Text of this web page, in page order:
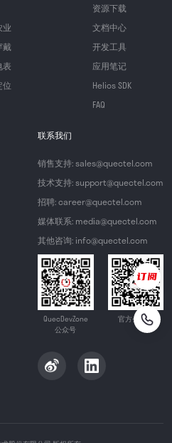
业
戴
表
位
资源下载
文档中心
开发工具
应用笔记
Helios SDK
FAQ
联系我们
销售支持: sales@quectel.com
技术支持: support@quectel.com
招聘: career@quectel.com
媒体联系: media@quectel.com
其他咨询: info@quectel.com
QuecDevZone
公众号
官方公众号